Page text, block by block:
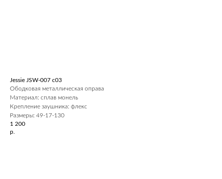
Jessie JSW-007 c03
Ободковая металлическая оправа
Материал: сплав монель
Крепление заушника: флекс
Размеры: 49-17-130
1 200
р.